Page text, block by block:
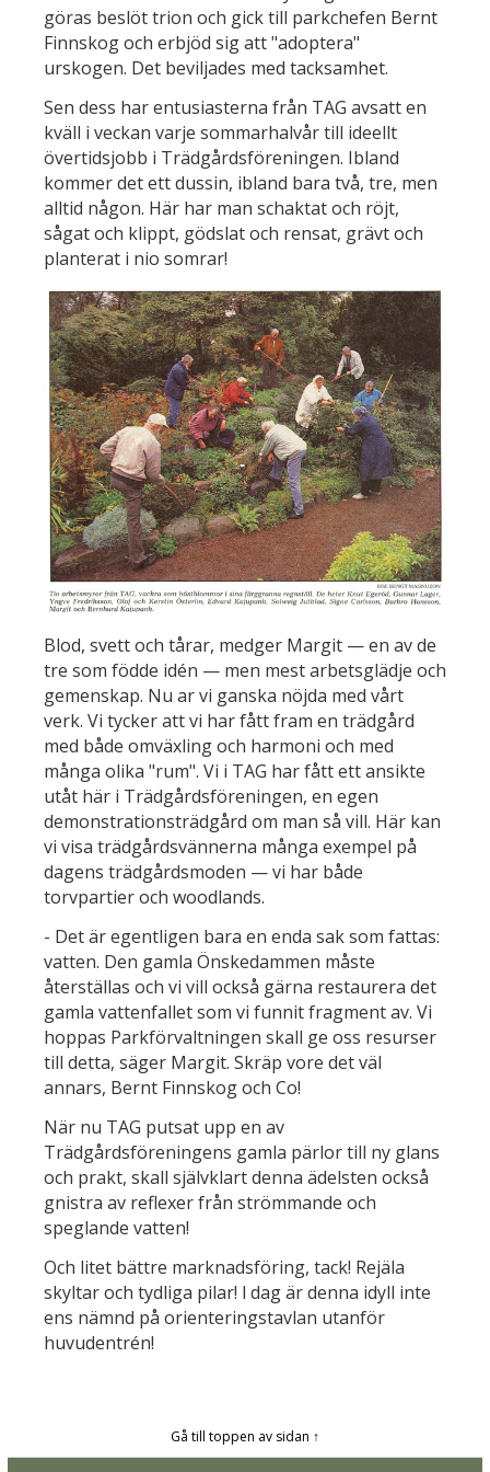
göras beslöt trion och gick till parkchefen Bernt
Finnskog och erbjöd sig att "adoptera"
urskogen. Det beviljades med tacksamhet.
Sen dess har entusiasterna från TAG avsatt en
kväll i veckan varje sommarhalvår till ideellt
övertidsjobb i Trädgårdsföreningen. Ibland
kommer det ett dussin, ibland bara två, tre, men
alltid någon. Här har man schaktat och röjt,
sågat och klippt, gödslat och rensat, grävt och
planterat i nio somrar!
Blod, svett och tårar, medger Margit — en av de
tre som födde idén — men mest arbetsglädje och
gemenskap. Nu ar vi ganska nöjda med vårt
verk. Vi tycker att vi har fått fram en trädgård
med både omväxling och harmoni och med
många olika "rum". Vi i TAG har fått ett ansikte
utåt här i Trädgårdsföreningen, en egen
demonstrationsträdgård om man så vill. Här kan
vi visa trädgårdsvännerna många exempel på
dagens trädgårdsmoden — vi har både
torvpartier och woodlands.
- Det är egentligen bara en enda sak som fattas:
vatten. Den gamla Önskedammen måste
återställas och vi vill också gärna restaurera det
gamla vattenfallet som vi funnit fragment av. Vi
hoppas Parkförvaltningen skall ge oss resurser
till detta, säger Margit. Skräp vore det väl
annars, Bernt Finnskog och Co!
När nu TAG putsat upp en av
Trädgårdsföreningens gamla pärlor till ny glans
och prakt, skall självklart denna ädelsten också
gnistra av reflexer från strömmande och
speglande vatten!
Och litet bättre marknadsföring, tack! Rejäla
skyltar och tydliga pilar! l dag är denna idyll inte
ens nämnd på orienteringstavlan utanför
huvudentrén!
Gå till toppen av sidan ↑